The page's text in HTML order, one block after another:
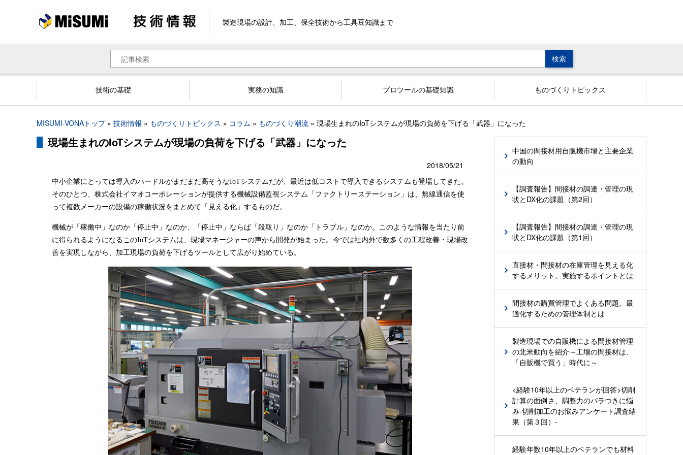
製造現場の設計、加工、 保全技術から工具豆知識まで
索
技術の基礎 実務の知識 プロツールの基礎知識 ものづくりトピックス
パ
MISUMI-VONAトップ 技術情報 ものづくりトピックス コラム ものづくり潮流 現場生まれのIoTシステムが現場の負荷を下げる「武器」になった
現場生まれのIoTシステムが現場の負荷を下げる「武器」になった
2018/05/21
中小企業にとっては導入のハードルがまだまだ高そうなIoTシステムだが、最近は低コストで導入できるシステムも登場してきた。
そのひとつ、株式会社イマオコーポレーションが提供する機械設備監視システム「ファクトリーステーション」は、無線通信を使
って複数メーカーの設備の稼働状況をまとめて「見える化」するものだ。
機械が「稼働中」なのか「停止中」なのか、「停止中」ならば「段取り」なのか「トラブル」なのか。このような情報を当たり前
に得られるようになるこのIoTシステムは、現場マネージャーの声から開発が始まった。今では社内外で数多くの工程改善・現場改
善を実現しながら、加工現場の負荷を下げるツールとして広がり始めている。
中国の間接材用自販機市場と主要企業
の動向
【調査報告】間接材の調達・管理の現
状とDX化の課題（第2回）
【調査報告】間接材の調達・管理の現
状とDX化の課題（第1回）
直接材・間接材の在庫管理を見える化
するメリット。実施するポイントとは
間接材の購買管理でよくある問題。最
適化するための管理体制とは
製造現場での自販機による間接材管理
の北米動向を紹介～工場の間接材は、
「自販機で買う」時代に～
<経験10年以上のベテランが回答>切削
計算の面倒さ、調整力のバラつきに悩
み-切削加工のお悩みアンケート調査結
果（第３回）-
経験年数10年以上のベテランでも材料